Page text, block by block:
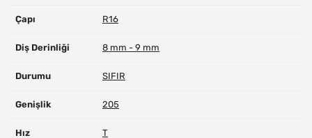
Çapı R16
Diş Derinliği 8 mm - 9 mm
Durumu SIFIR
Genişlik 205
Hız T